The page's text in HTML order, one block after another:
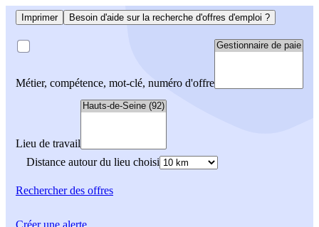
Imprimer Besoin d'aide sur la recherche d'offres d'emploi ?
Métier, compétence, mot-clé, numéro d'offre
Lieu de travail
Distance autour du lieu choisi
Rechercherdes offres
Créer une alerte